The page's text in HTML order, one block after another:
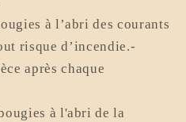
à l’abri des courants
risque d’incendie.-
après chaque
à l'abri de la